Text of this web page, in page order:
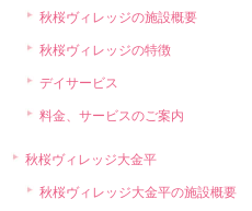
秋桜ヴィレッジの施設概要
秋桜ヴィレッジの特徴
デイサービス
料金、サービスのご案内
秋桜ヴィレッジ大金平
秋桜ヴィレッジ大金平の施設概要